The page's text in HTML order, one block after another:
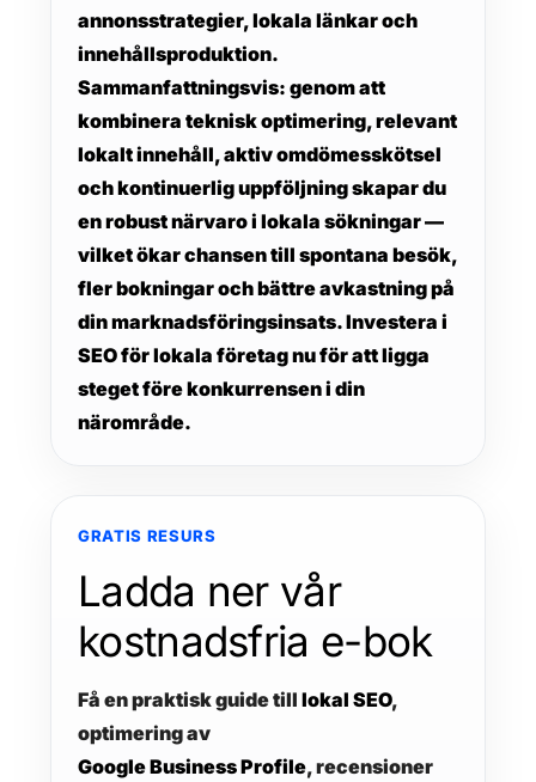
annonsstrategier, lokala länkar och
innehållsproduktion.
Sammanfattningsvis: genom att
kombinera teknisk optimering, relevant
lokalt innehåll, aktiv omdömesskötsel
och kontinuerlig uppföljning skapar du
en robust närvaro i lokala sökningar —
vilket ökar chansen till spontana besök,
fler bokningar och bättre avkastning på
din marknadsföringsinsats. Investera i
SEO för lokala företagnu för att ligga
steget före konkurrensen i din
närområde.
GRATIS RESURS
Ladda ner vår
kostnadsfria e-bok
Få en praktisk guide till lokal SEO,
optimering av
Google Business Profile, recensioner